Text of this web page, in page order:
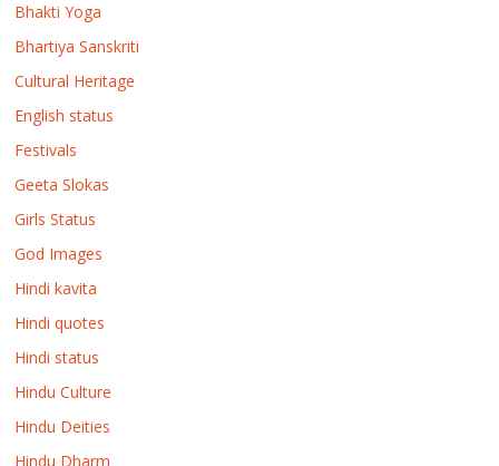
Bhakti Yoga
Bhartiya Sanskriti
Cultural Heritage
English status
Festivals
Geeta Slokas
Girls Status
God Images
Hindi kavita
Hindi quotes
Hindi status
Hindu Culture
Hindu Deities
Hindu Dharm